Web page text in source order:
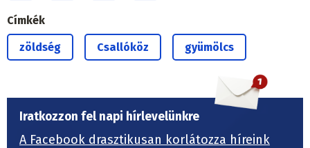
Címkék
zöldség Csallóköz gyümölcs
Iratkozzon fel napi hírlevelünkre
A Facebook drasztikusan korlátozza híreink